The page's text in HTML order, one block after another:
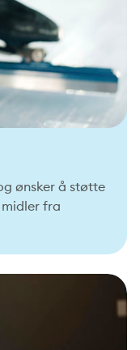
ønsker å støtte
fra